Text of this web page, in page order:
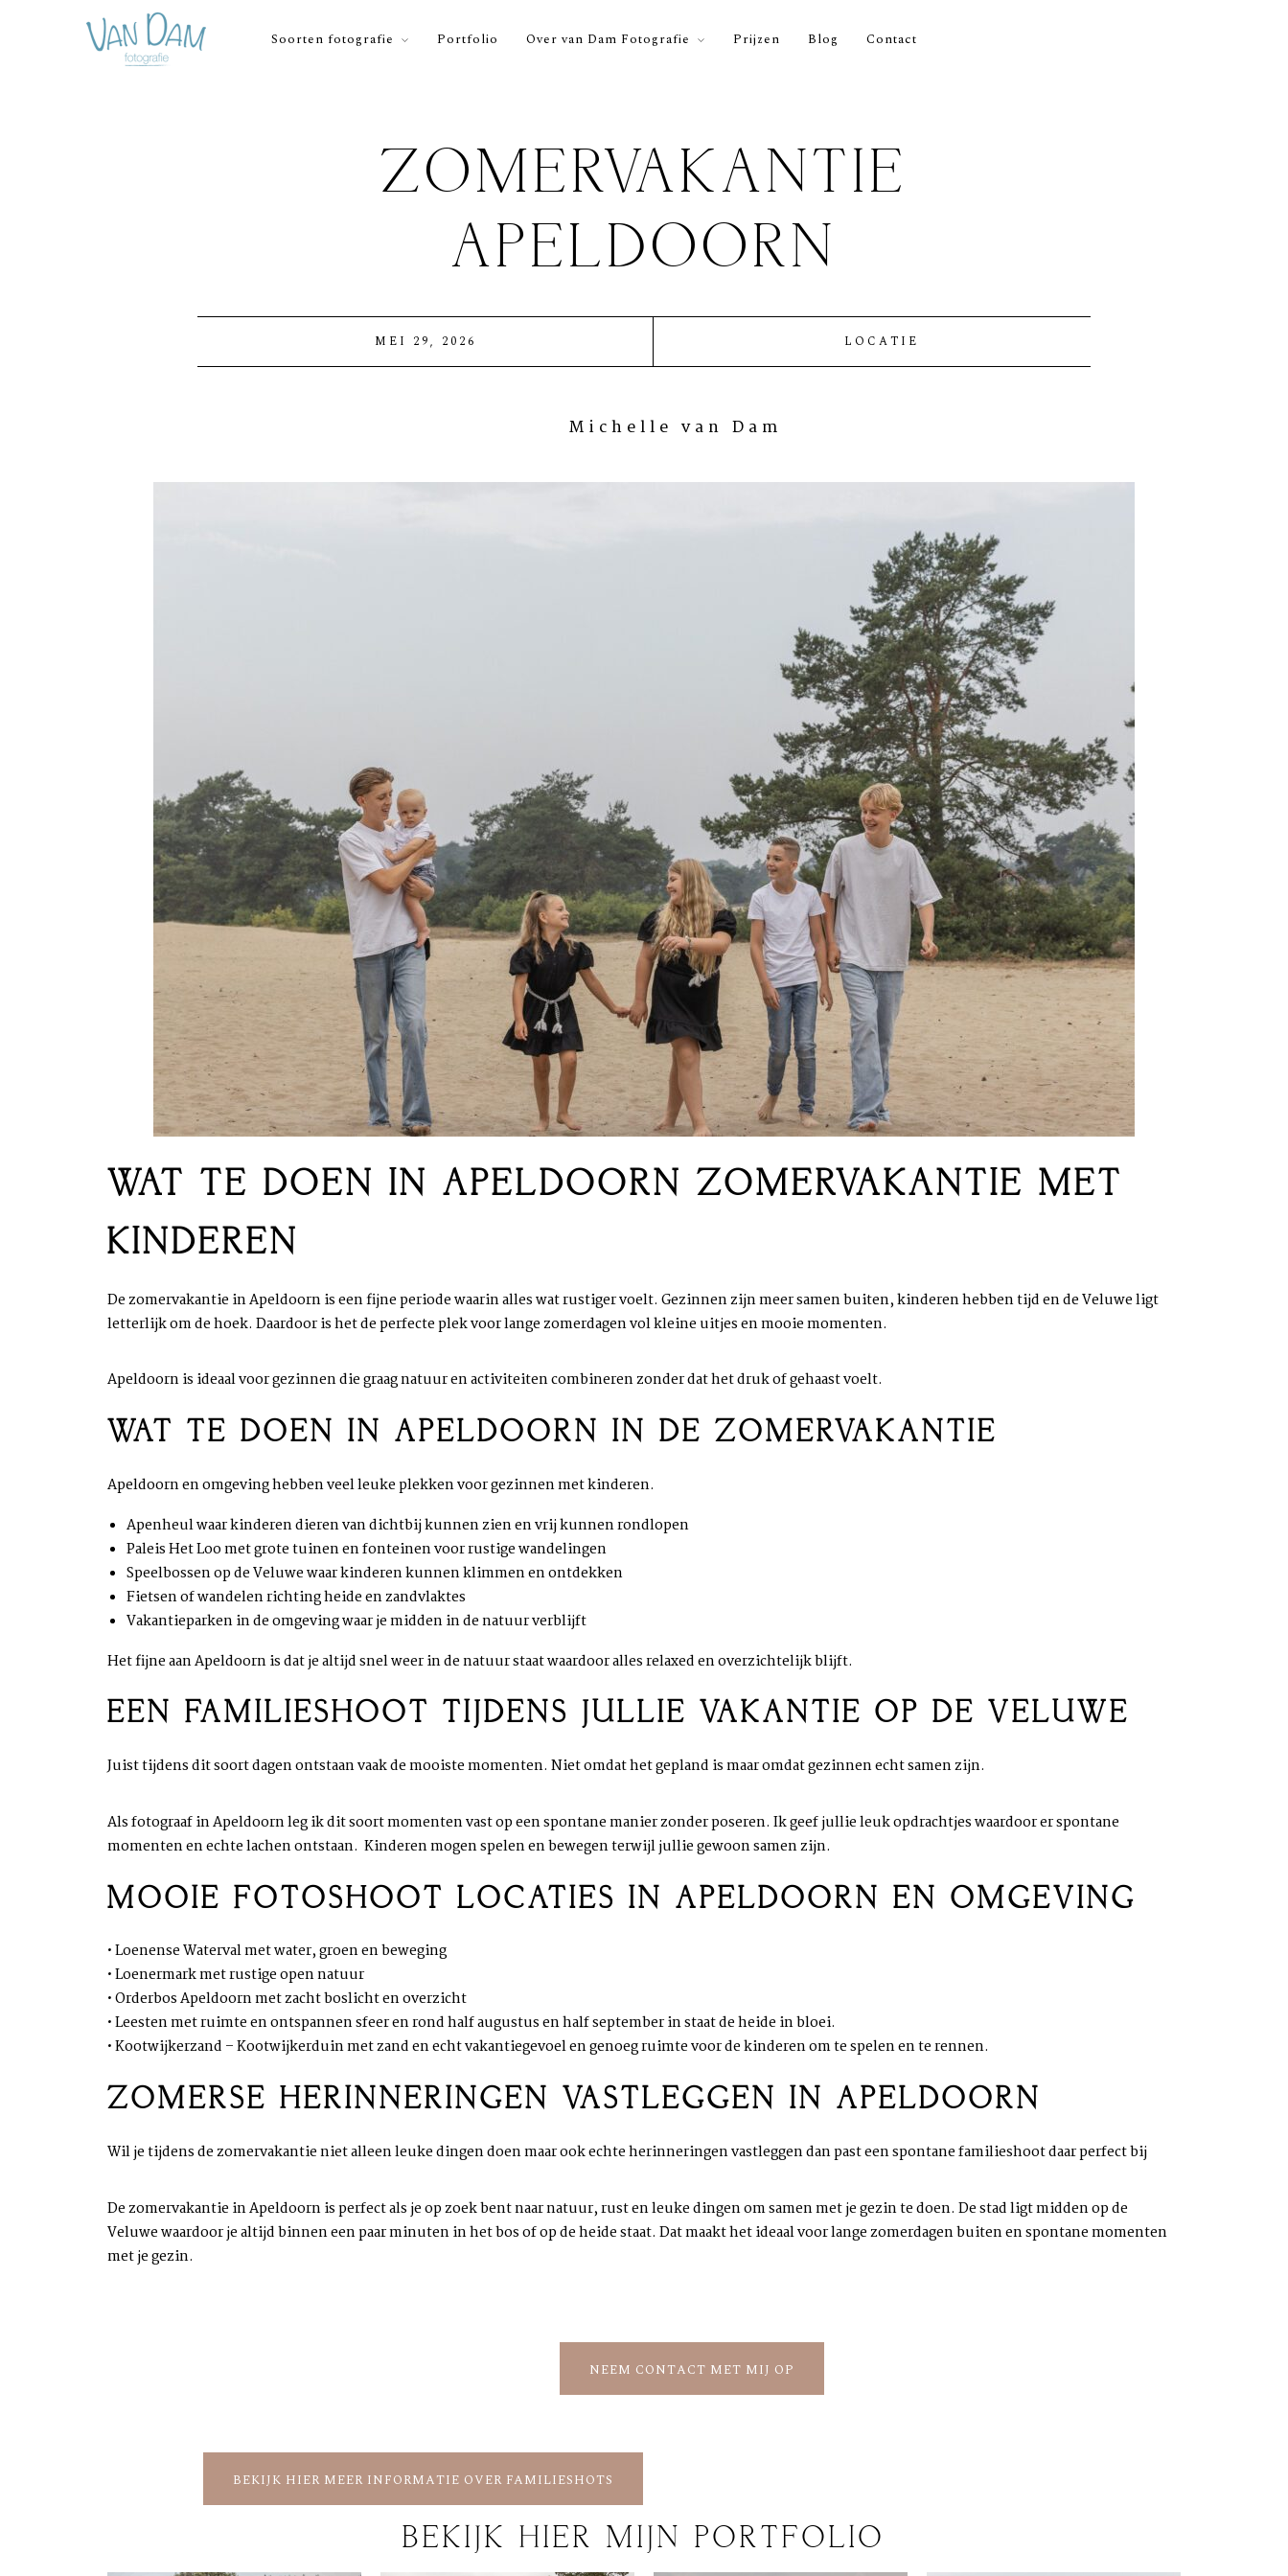
Soorten fotografie Portfolio Over van Dam Fotografie Prijzen Blog Contact
ZOMERVAKANTIE
APELDOORN
MEI 29, 2026 LOCATIE
Michelle van Dam
WAT TE DOEN IN APELDOORN ZOMERVAKANTIE MET
KINDEREN
De zomervakantie in Apeldoorn is een fijne periode waarin alles wat rustiger voelt. Gezinnen zijn meer samen buiten, kinderen hebben tijd en de Veluwe ligt
letterlijk om de hoek. Daardoor is het de perfecte plek voor lange zomerdagen vol kleine uitjes en mooie momenten.
Apeldoorn is ideaal voor gezinnen die graag natuur en activiteiten combineren zonder dat het druk of gehaast voelt.
WAT TE DOEN IN APELDOORN IN DE ZOMERVAKANTIE
Apeldoorn en omgeving hebben veel leuke plekken voor gezinnen met kinderen.
Apenheul waar kinderen dieren van dichtbij kunnen zien en vrij kunnen rondlopen
Paleis Het Loo met grote tuinen en fonteinen voor rustige wandelingen
Speelbossen op de Veluwe waar kinderen kunnen klimmen en ontdekken
Fietsen of wandelen richting heide en zandvlaktes
Vakantieparken in de omgeving waar je midden in de natuur verblijft
Het fijne aan Apeldoorn is dat je altijd snel weer in de natuur staat waardoor alles relaxed en overzichtelijk blijft.
EEN FAMILIESHOOT TIJDENS JULLIE VAKANTIE OP DE VELUWE
Juist tijdens dit soort dagen ontstaan vaak de mooiste momenten. Niet omdat het gepland is maar omdat gezinnen echt samen zijn.
Als fotograaf in Apeldoorn leg ik dit soort momenten vast op een spontane manier zonder poseren. Ik geef jullie leuk opdrachtjes waardoor er spontane
momenten en echte lachen ontstaan. Kinderen mogen spelen en bewegen terwijl jullie gewoon samen zijn.
MOOIE FOTOSHOOT LOCATIES IN APELDOORN EN OMGEVING
• Loenense Waterval met water, groen en beweging
• Loenermark met rustige open natuur
• Orderbos Apeldoorn met zacht boslicht en overzicht
• Leesten met ruimte en ontspannen sfeer en rond half augustus en half september in staat de heide in bloei.
• Kootwijkerzand – Kootwijkerduin met zand en echt vakantiegevoel en genoeg ruimte voor de kinderen om te spelen en te rennen.
ZOMERSE HERINNERINGEN VASTLEGGEN IN APELDOORN
Wil je tijdens de zomervakantie niet alleen leuke dingen doen maar ook echte herinneringen vastleggen dan past een spontane familieshoot daar perfect bij
De zomervakantie in Apeldoorn is perfect als je op zoek bent naar natuur, rust en leuke dingen om samen met je gezin te doen. De stad ligt midden op de
Veluwe waardoor je altijd binnen een paar minuten in het bos of op de heide staat. Dat maakt het ideaal voor lange zomerdagen buiten en spontane momenten
met je gezin.
NEEM CONTACT MET MIJ OP
BEKIJK HIER MEER INFORMATIE OVER FAMILIESHOTS
BEKIJK HIER MIJN PORTFOLIO